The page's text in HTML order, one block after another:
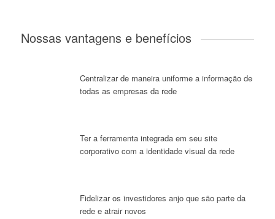
Nossas vantagens e benefícios
Centralizar de maneira uniforme a informação de
todas as empresas da rede
Ter a ferramenta integrada em seu site
corporativo com a identidade visual da rede
Fidelizar os investidores anjo que são parte da
rede e atrair novos